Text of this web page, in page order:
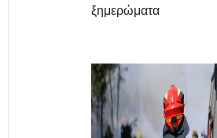
ξημερώματα